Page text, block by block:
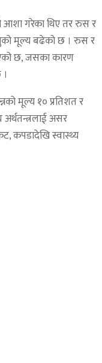
गरेका थिए तर रुस र
मूल्य बढेको छ । रुस र
छ, जसका कारण
मूल्य १० प्रतिशत र
असर
कपडादेखि स्वास्थ्य